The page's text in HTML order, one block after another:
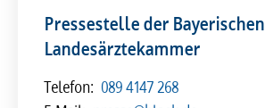
Pressestelle der Bayerischen
Landesärztekammer
Telefon: 089 4147 268